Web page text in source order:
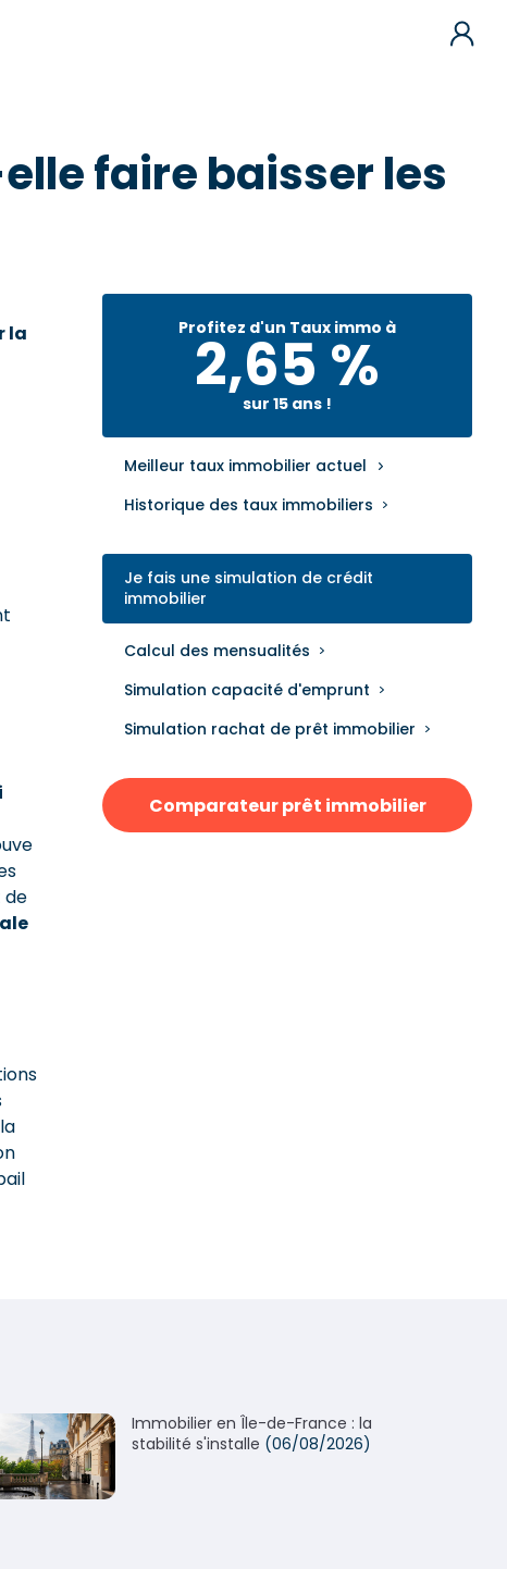
faire baisser les
la
de
Profitez d'un Taux immo à
2,65 %
sur 15 ans !
Meilleur taux immobilier actuel
Historique des taux immobiliers
Je fais une simulation de crédit
immobilier
Calcul des mensualités
Simulation capacité d'emprunt
Simulation rachat de prêt immobilier
Comparateur prêt immobilier
Immobilier en Île-de-France : la
stabilité s'installe (06/08/2026)